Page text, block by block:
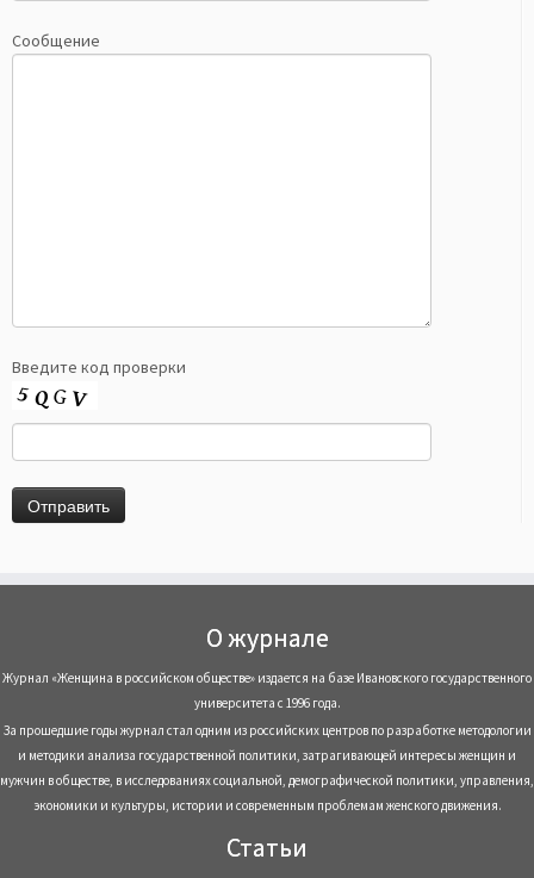
Сообщение
Введите код проверки
О журнале
Журнал «Женщина в российском обществе» издается на базе Ивановского государственного
университета с 1996 года.
За прошедшие годы журнал стал одним из российских центров по разработке методологии
и методики анализа государственной политики, затрагивающей интересы женщин и
мужчин в обществе, в исследованиях социальной, демографической политики, управления,
экономики и культуры, истории и современным проблемам женского движения.
Статьи